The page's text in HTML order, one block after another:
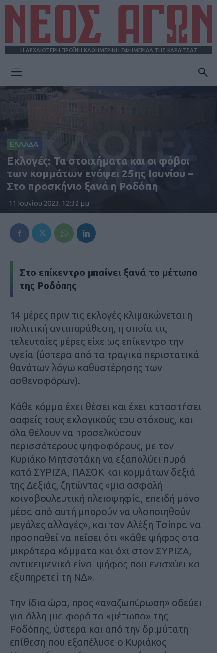
Η ΑΡΧΑΙΟΤΕΡΗ ΠΡΩΪΝΗ ΚΑΘΗΜΕΡΙΝΗ ΕΦΗΜΕΡΙΔΑ ΤΗΣ ΚΑΡΔΙΤΣΑΣ
ΕΛΛΑΔΑ
Εκλογές: Τα στοιχήματα και οι φόβοι
των κομμάτων ενόψει 25ης Ιουνίου –
Στο προσκήνιο ξανά η Ροδόπη
11 Ιουνίου 2023, 12:32 μμ
Στο επίκεντρο μπαίνει ξανά το μέτωπο
της Ροδόπης
14 μέρες πριν τις εκλογές κλιμακώνεται η
πολιτική αντιπαράθεση, η οποία τις
τελευταίες μέρες είχε ως επίκεντρο την
υγεία (ύστερα από τα τραγικά περιστατικά
θανάτων λόγω καθυστέρησης των
ασθενοφόρων).
Κάθε κόμμα έχει θέσει και έχει καταστήσει
σαφείς τους εκλογικούς του στόχους, και
όλα θέλουν να προσελκύσουν
περισσότερους ψηφοφόρους, με τον
Κυριάκο Μητσοτάκη να εξαπολύει πυρά
κατά ΣΥΡΙΖΑ, ΠΑΣΟΚ και κομμάτων δεξιά
της Δεξιάς, ζητώντας «μια ασφαλή
κοινοβουλευτική πλειοψηφία, επειδή μόνο
μέσα από αυτή μπορούν να υλοποιηθούν
μεγάλες αλλαγές», και τον Αλέξη Τσίπρα να
προσπαθεί να πείσει ότι «κάθε ψήφος στα
μικρότερα κόμματα και όχι στον ΣΥΡΙΖΑ,
αντικειμενικά είναι ψήφος που ενισχύει και
εξυπηρετεί τη ΝΔ».
Την ίδια ώρα, προς «αναζωπύρωση» οδεύει
για άλλη μια φορά το «μέτωπο» της
Ροδόπης, ύστερα και από την δριμύτατη
επίθεση που εξαπέλυσε ο Κυριάκος